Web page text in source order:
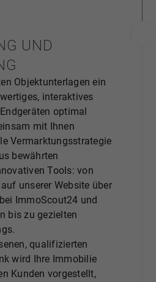
UND
Objektunterlagen ein
interaktives
optimal
mit Ihnen
Vermarktungsstrategie
bewährten
Tools: von
unserer Website über
ImmoScout24 und
bis zu gezielten
qualifizierten
wird Ihre Immobilie
Kunden vorgestellt,